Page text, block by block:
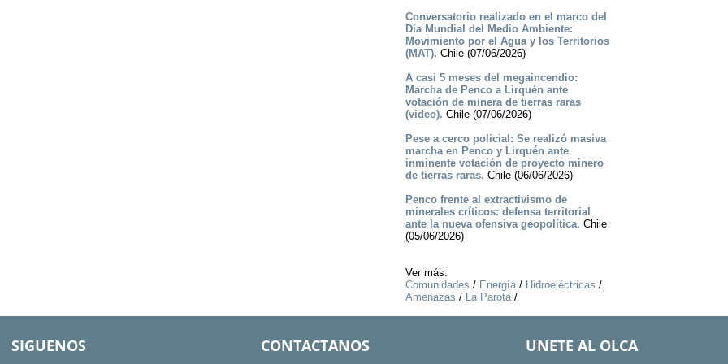
Conversatorio realizado en el marco del
Día Mundial del Medio Ambiente:
Movimiento por el Agua y los Territorios
(MAT). Chile (07/06/2026)
A casi 5 meses del megaincendio:
Marcha de Penco a Lirquén ante
votación de minera de tierras raras
(video). Chile (07/06/2026)
Pese a cerco policial: Se realizó masiva
marcha en Penco y Lirquén ante
inminente votación de proyecto minero
de tierras raras. Chile (06/06/2026)
Penco frente al extractivismo de
minerales críticos: defensa territorial
ante la nueva ofensiva geopolítica. Chile
(05/06/2026)
Ver más:
Comunidades / Energía/ Hidroeléctricas /
Amenazas / La Parota/
SIGUENOS CONTACTANOS UNETE AL OLCA